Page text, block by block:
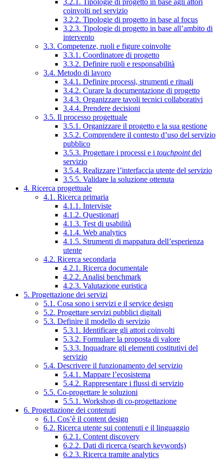
3.2.1. Tipologie di progetto in base agli attori
coinvolti nel servizio
3.2.2. Tipologie di progetto in base al focus
3.2.3. Tipologie di progetto in base all’ambito di
intervento
3.3. Competenze, ruoli e figure coinvolte
3.3.1. Coordinatore di progetto
3.3.2. Definire ruoli e responsabilità
3.4. Metodo di lavoro
3.4.1. Definire processi, strumenti e rituali
3.4.2. Curare la documentazione di progetto
3.4.3. Organizzare tavoli tecnici collaborativi
3.4.4. Prendere decisioni
3.5. Il processo progettuale
3.5.1. Organizzare il progetto e la sua gestione
3.5.2. Comprendere il contesto d’uso del servizio
pubblico
3.5.3. Progettare i processi e i touchpointdel
servizio
3.5.4. Realizzare l’interfaccia utente del servizio
3.5.5. Validare la soluzione ottenuta
4. Ricerca progettuale
4.1. Ricerca primaria
4.1.1. Interviste
4.1.2. Questionari
4.1.3. Test di usabilità
4.1.4. Web analytics
4.1.5. Strumenti di mappatura dell’esperienza
utente
4.2. Ricerca secondaria
4.2.1. Ricerca documentale
4.2.2. Analisi benchmark
4.2.3. Valutazione euristica
5. Progettazione dei servizi
5.1. Cosa sono i servizi e il service design
5.2. Progettare servizi pubblici digitali
5.3. Definire il modello di servizio
5.3.1. Identificare gli attori coinvolti
5.3.2. Formulare la proposta di valore
5.3.3. Inquadrare gli elementi costitutivi del
servizio
5.4. Descrivere il funzionamento del servizio
5.4.1. Mappare l’ecosistema
5.4.2. Rappresentare i flussi di servizio
5.5. Co-progettare le soluzioni
5.5.1. Workshop di co-progettazione
6. Progettazione dei contenuti
6.1. Cos’è il content design
6.2. Ricerca utente sui contenuti e il linguaggio
6.2.1. Content discovery
6.2.2. Dati di ricerca (search keywords)
6.2.3. Ricerca tramite analytics